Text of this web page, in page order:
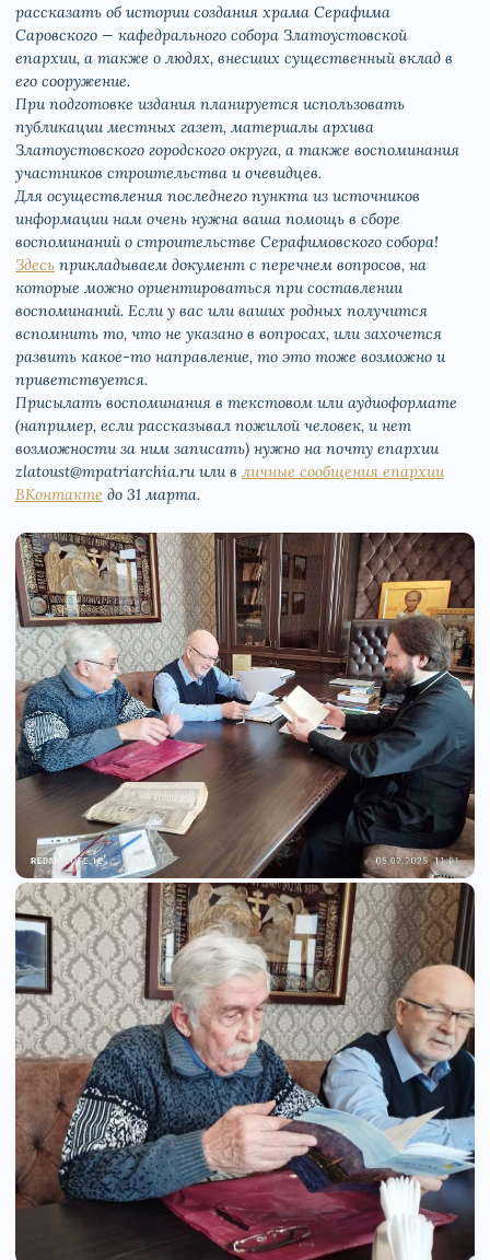
рассказать об истории создания храма Серафима
Саровского — кафедрального собора Златоустовской
епархии, а также о людях, внесших существенный вклад в
его сооружение.
При подготовке издания планируется использовать
публикации местных газет, материалы архива
Златоустовского городского округа, а также воспоминания
участников строительства и очевидцев.
Для осуществления последнего пункта из источников
информации нам очень нужна ваша помощь в сборе
воспоминаний о строительстве Серафимовского собора!
Здесь прикладываем документ с перечнем вопросов, на
которые можно ориентироваться при составлении
воспоминаний. Если у вас или ваших родных получится
вспомнить то, что не указано в вопросах, или захочется
развить какое-то направление, то это тоже возможно и
приветствуется.
Присылать воспоминания в текстовом или аудиоформате
(например, если рассказывал пожилой человек, и нет
возможности за ним записать) нужно на почту епархии
zlatoust@mpatriarchia.ru или в личные сообщения епархии
ВКонтакте до 31 марта.